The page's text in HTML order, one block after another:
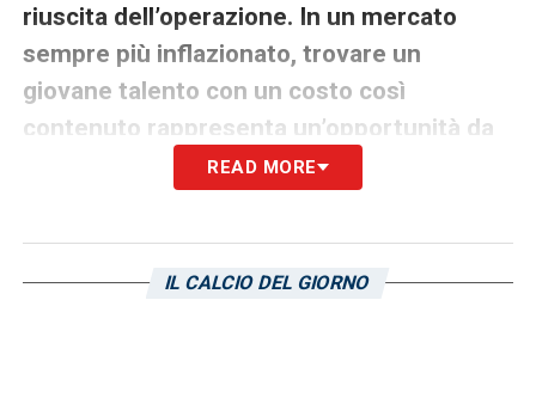
riuscita dell’operazione. In un mercato
sempre più inflazionato, trovare un
giovane talento con un costo così
contenuto rappresenta un’opportunità da
non lasciarsi sfuggire.
giocatore, un potenziale ritorno economico e
READ MORE
IL CALCIO DEL GIORNO